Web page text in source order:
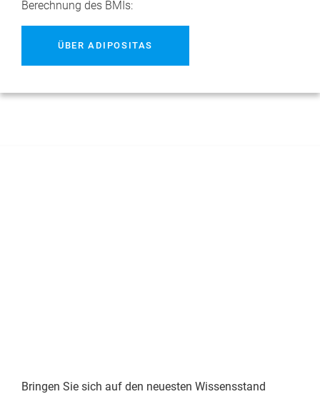
Berechnung des BMIs:
ÜBER ADIPOSITAS
Bringen Sie sich auf den neuesten Wissensstand